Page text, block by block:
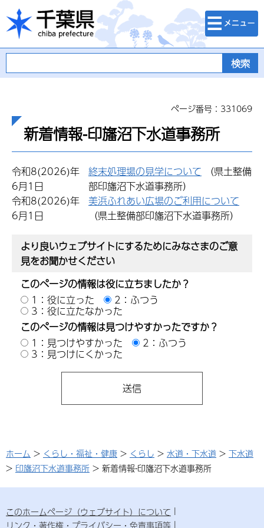
千葉県
検索・メニュ
ー
ページ番号：331069
新着情報-印旛沼下水道事務所
令和8(2026)年
6月1日
終末処理場の見学について
部印旛沼下水道事務所）
令和8(2026)年
6月1日
美浜ふれあい広場のご利用について
（県土整備部印旛沼下水道事務所）
より良いウェブサイトにするためにみなさまのご意
見をお聞かせください
このページの情報は役に立ちましたか？
1：役に立った
2：ふつう
3：役に立たなかった
このページの情報は見つけやすかったですか？
1：見つけやすかった
2：ふつう
3：見つけにくかった
ホーム > くらし・福祉・健康 > くらし > 水道・下水道 > 下水道
> 印旛沼下水道事務所 > 新着情報-印旛沼下水道事務所
このホームページ（ウェブサイト）について
リンク・著作権・プライバシー・免責事項等